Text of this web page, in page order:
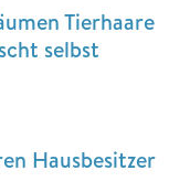
Tierhaare
selbst
Hausbesitzer